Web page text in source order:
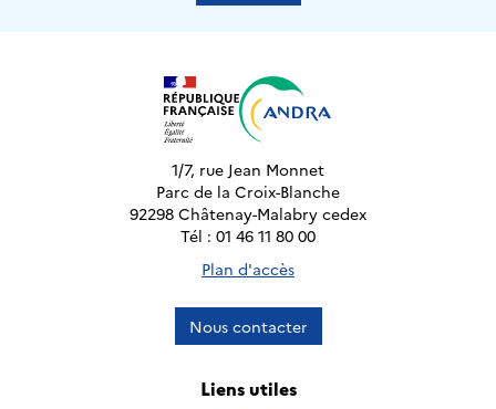
1/7, rue Jean Monnet
Parc de la Croix-Blanche
92298 Châtenay-Malabry cedex
Tél : 01 46 11 80 00
Plan d'accès
Nous contacter
Liens utiles